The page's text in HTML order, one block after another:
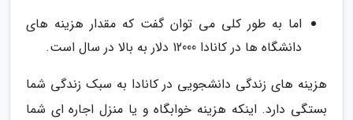
اما به طور کلی می توان گفت که مقدار هزینه های
دانشگاه ها در کانادا 12000 دلار به بالا در سال است.
هزینه های زندگی دانشجویی در کانادا به سبک زندگی شما
بستگی دارد. اینکه هزینه خوابگاه و یا منزل اجاره ای شما